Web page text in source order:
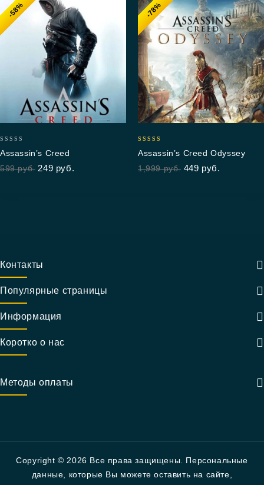
-58%
out
of
Assassin’s Creed
599руб. 249 руб.
-78%
out of 5
Assassin’s Creed Odyssey
1,999руб. 449 руб.
Контакты
Популярные страницы
Информация
Коротко о нас
Методы оплаты
Copyright © 2026 Все права защищены. Персональные
данные, которые Вы можете оставить на сайте,